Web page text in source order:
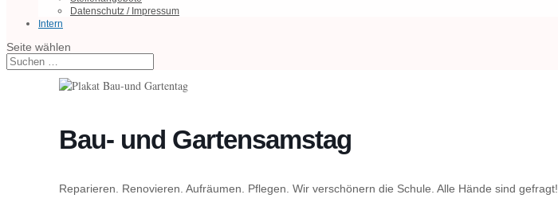
Datenschutz / Impressum
Intern
Seite wählen
Bau- und Gartensamstag
Reparieren. Renovieren. Aufräumen. Pflegen. Wir verschönern die Schule. Alle Hände sind gefragt!